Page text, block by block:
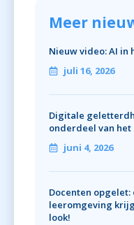
Meer
Nieuw video: AI in
juli 16, 2026
Digitale
onderdeel van
juni 4, 2026
Docenten
leeromgeving
look!